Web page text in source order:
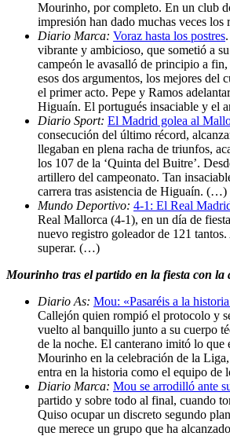
Mourinho, por completo. En un club
impresión han dado muchas veces
Diario Marca: Voraz hasta los postres
vibrante y ambicioso, que sometió a
campeón le avasalló de principio a
esos dos argumentos, los mejores del
el primer acto. Pepe y Ramos
Higuaín. El portugués insaciable y el
Diario Sport: El Madrid golea al
consecución del último récord,
llegaban en plena racha de triunfos,
los 107 de la ‘Quinta del Buitre’.
artillero del campeonato. Tan
carrera tras asistencia de Higuaín. (…)
Mundo Deportivo: 4-1: El Real
Real Mallorca (4-1), en un día de
nuevo registro goleador de 121
superar. (…)
Mourinho tras el partido en la fiesta con la
Diario As: Mou: «Pasaréis a la
Callejón quien rompió el protocolo y
vuelto al banquillo junto a su cuerpo
de la noche. El canterano imitó lo que
Mourinho en la celebración de la
entra en la historia como el equipo
Diario Marca: Mou se arrodilló ante
partido y sobre todo al final, cuando
Quiso ocupar un discreto segundo
que merece un grupo que ha